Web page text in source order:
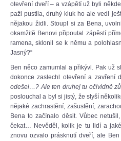
otevření dveří – a vzápětí už byli
paži pustila, druhý kluk ho ale vedl
nějakou židli. Stoupl si za Bena,
okamžitě Benovi připoutal zápěstí
ramena, sklonil se k němu a
Jasný?“
Ben něco zamumlal a přikývl. Pak už
dokonce zaslechl otevření a zavření
odešel…? Ale ten druhej tu očividně
poslouchal a byl si jistý, že slyší
nějaké zachrastění, zašustění,
Bena to začínalo děsit. Vůbec
čekat… Nevěděl, kolik je tu lidí a
znovu ozvalo prásknutí dveří, ale